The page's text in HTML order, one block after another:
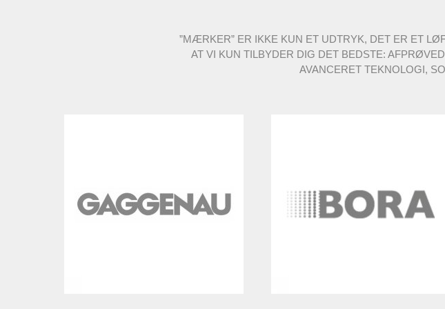
”MÆRKER” ER IKKE KUN ET UDTRYK, DET ER ET
AT VI KUN TILBYDER DIG DET BEDSTE:
AVANCERET TEKNOLOGI,